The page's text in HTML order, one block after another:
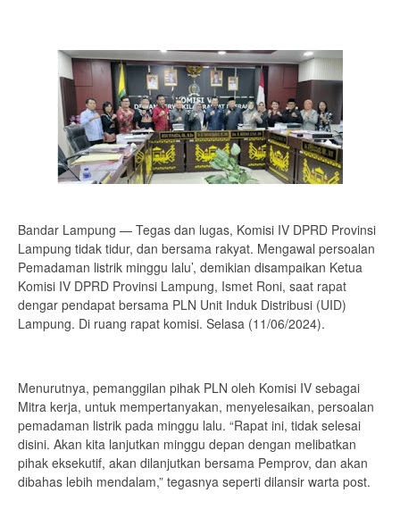
Bandar Lampung — Tegas dan lugas, Komisi IV DPRD Provinsi
Lampung tidak tidur, dan bersama rakyat. Mengawal persoalan
Pemadaman listrik minggu lalu’, demikian disampaikan Ketua
Komisi IV DPRD Provinsi Lampung, Ismet Roni, saat rapat
dengar pendapat bersama PLN Unit Induk Distribusi (UID)
Lampung. Di ruang rapat komisi. Selasa (11/06/2024).
Menurutnya, pemanggilan pihak PLN oleh Komisi IV sebagai
Mitra kerja, untuk mempertanyakan, menyelesaikan, persoalan
pemadaman listrik pada minggu lalu. “Rapat ini, tidak selesai
disini. Akan kita lanjutkan minggu depan dengan melibatkan
pihak eksekutif, akan dilanjutkan bersama Pemprov, dan akan
dibahas lebih mendalam,” tegasnya seperti dilansir warta post.